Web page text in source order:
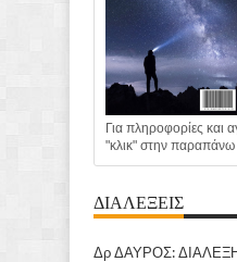
Για πληροφορίες και
"κλικ" στην παραπάνω
ΔΙΑΛΕΞΕΙΣ
Δρ ΔΑΥΡΟΣ: